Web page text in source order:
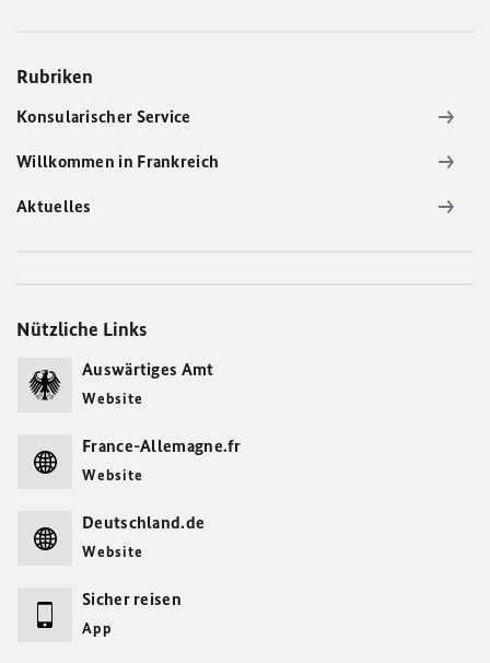
Rubriken
Konsularischer Service
Willkommen in Frankreich
Aktuelles
Nützliche Links
Auswärtiges Amt
Website
France-Allemagne.fr
Website
Deutschland.de
Website
Sicher reisen
App